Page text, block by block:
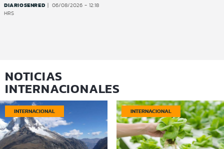
DIARIOSENRED
06/08/2026 - 12:18
HRS
NOTICIAS
INTERNACIONALES
INTERNACIONAL INTERNACIONAL